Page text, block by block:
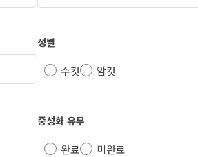
성별
수컷 암컷
중성화 유무
완료 미완료